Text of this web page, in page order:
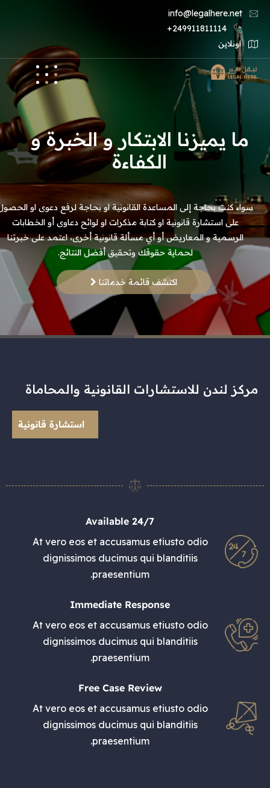
info@legalhere.net
249911811114+
اونلاين
ما يميزنا الابتكار و الخبرة و
الكفاءة
سواء كنت بحاجة إلى المساعدة القانونية او بحاجة لرفع دعوى او
على استشارة قانونية او كتابة مذكرات او لوائح دعاوى أو الخطابات
الرسمية و المعاريض أو أي مسألة قانونية أخرى، اعتمد على خبرتنا
لحماية حقوقك وتحقيق أفضل النتائج.
اكتشف قائمة خدماتنا
مركز لندن للاستشارات القانونية والمحاماة
استشارة قانونية
Available 24/7
At vero eos et accusamus etiusto odio
dignissimos ducimus qui blanditiis
praesentium.
Immediate Response
At vero eos et accusamus etiusto odio
dignissimos ducimus qui blanditiis
praesentium.
Free Case Review
At vero eos et accusamus etiusto odio
dignissimos ducimus qui blanditiis
praesentium.